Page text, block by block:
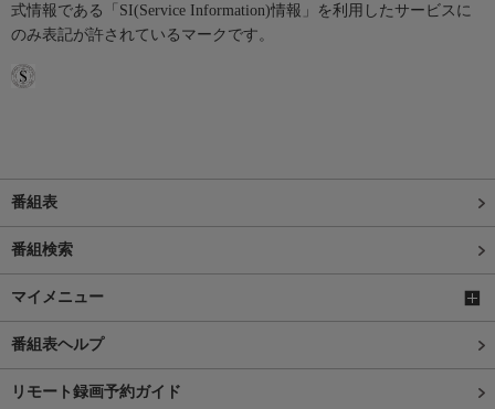
式情報である「SI(Service Information)情報」を利用したサービスに
のみ表記が許されているマークです。
番組表
番組検索
マイメニュー
番組表ヘルプ
リモート録画予約ガイド